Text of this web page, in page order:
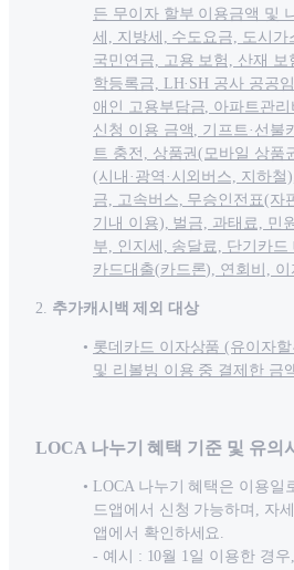
든 무이자 할부 이용금액 및
세, 지방세, 수도요금, 도시가
국민연금, 고용 보험, 산재 보
학등록금, LH·SH 공사 공공
애인 고용부담금, 아파트관
신청 이용 금액, 기프트·선불
트 충전, 상품권(모바일 상품
(시내·광역·시외버스, 지하
금, 고속버스, 무승인전표(자
기내 이용), 벌금, 과태료, 민
부, 인지세, 송달료, 단기카드
카드대출(카드론), 연회비,
2. 추가캐시백 제외 대상
롯데카드 이자상품 (유이자
및 리볼빙 이용 중 결제한 금
LOCA 나누기 혜택 기준 및 유의
LOCA 나누기 혜택은 이용일
드앱에서 신청 가능하며, 자
앱에서 확인하세요.
- 예시 : 10월 1일 이용한 경